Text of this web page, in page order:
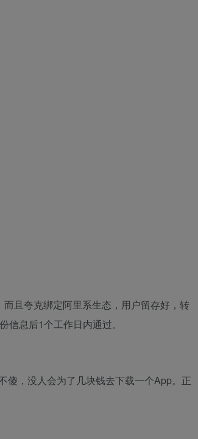
而且夸克绑定阿里系生态，用户留存好，转
息后1个工作日内通过。
傻，没人会为了几块钱去下载一个App。正